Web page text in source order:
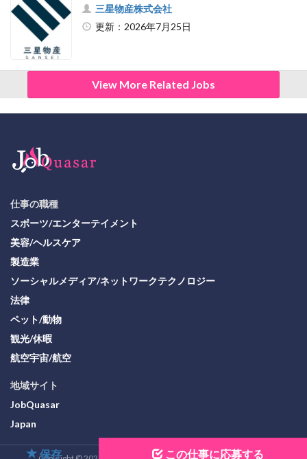
保存 この仕事に応募する
三星物産株式会社
更新：2026年7月25日
View More Related Jobs
仕事の職種
スポーツ/エンターテイメント
美容/ヘルスケア
製造業
ソーシャルメディア/ネットワークテクノロジー
法律
ペット/動物
観光/休暇
航空宇宙/航空
地域サイト
JobQuasar
Japan